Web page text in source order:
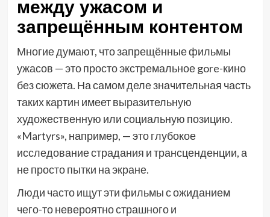
между ужасом и
запрещённым контентом
Многие думают, что запрещённые фильмы
ужасов — это просто экстремальное gore-кино
без сюжета. На самом деле значительная часть
таких картин имеет выразительную
художественную или социальную позицию.
«Martyrs», например, — это глубокое
исследование страдания и трансценденции, а
не просто пытки на экране.
Люди часто ищут эти фильмы с ожиданием
чего-то невероятно страшного и